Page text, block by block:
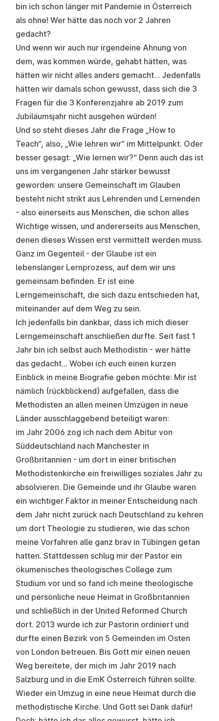
bin ich schon länger mit Pandemie in Österreich
als ohne! Wer hätte das noch vor 2 Jahren
gedacht?
Und wenn wir auch nur irgendeine Ahnung von
dem, was kommen würde, gehabt hätten, was
hätten wir nicht alles anders gemacht… Jedenfalls
hätten wir damals schon gewusst, dass sich die 3
Fragen für die 3 Konferenzjahre ab 2019 zum
Jubiläumsjahr nicht ausgehen würden!
Und so steht dieses Jahr die Frage „How to
Teach“, also, „Wie lehren wir“ im Mittelpunkt. Oder
besser gesagt: „Wie lernen wir?“ Denn auch das ist
uns im vergangenen Jahr stärker bewusst
geworden: unsere Gemeinschaft im Glauben
besteht nicht strikt aus Lehrenden und Lernenden
- also einerseits aus Menschen, die schon alles
Wichtige wissen, und andererseits aus Menschen,
denen dieses Wissen erst vermittelt werden muss.
Ganz im Gegenteil - der Glaube ist ein
lebenslanger Lernprozess, auf dem wir uns
gemeinsam befinden. Er ist eine
Lerngemeinschaft, die sich dazu entschieden hat,
miteinander auf dem Weg zu sein.
Ich jedenfalls bin dankbar, dass ich mich dieser
Lerngemeinschaft anschließen durfte. Seit fast 1
Jahr bin ich selbst auch Methodistin - wer hätte
das gedacht… Wobei ich euch einen kurzen
Einblick in meine Biografie geben möchte: Mir ist
nämlich (rückblickend) aufgefallen, dass die
Methodisten an allen meinen Umzügen in neue
Länder ausschlaggebend beteiligt waren:
im Jahr 2006 zog ich nach dem Abitur von
Süddeutschland nach Manchester in
Großbritannien - um dort in einer britischen
Methodistenkirche ein freiwilliges soziales Jahr zu
absolvieren. Die Gemeinde und ihr Glaube waren
ein wichtiger Faktor in meiner Entscheidung nach
dem Jahr nicht zurück nach Deutschland zu kehren
um dort Theologie zu studieren, wie das schon
meine Vorfahren alle ganz brav in Tübingen getan
hatten. Stattdessen schlug mir der Pastor ein
ökumenisches theologisches College zum
Studium vor und so fand ich meine theologische
und persönliche neue Heimat in Großbritannien
und schließlich in der United Reformed Church
dort. 2013 wurde ich zur Pastorin ordiniert und
durfte einen Bezirk von 5 Gemeinden im Osten
von London betreuen. Bis Gott mir einen neuen
Weg bereitete, der mich im Jahr 2019 nach
Salzburg und in die EmK Österreich führen sollte.
Wieder ein Umzug in eine neue Heimat durch die
methodistische Kirche. Und Gott sei Dank dafür!